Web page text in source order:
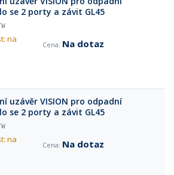
se 2 porty a závit GL45
na
Na dotaz
uzávěr VISION pro odpadní
se 2 porty a závit GL45
na
Na dotaz